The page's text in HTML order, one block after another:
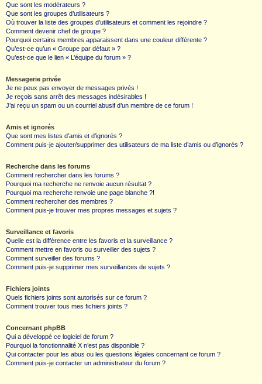
Que sont les modérateurs ?
Que sont les groupes d’utilisateurs ?
Où trouver la liste des groupes d’utilisateurs et comment les rejoindre ?
Comment devenir chef de groupe ?
Pourquoi certains membres apparaissent dans une couleur différente ?
Qu’est-ce qu’un « Groupe par défaut » ?
Qu’est-ce que le lien « L’équipe du forum » ?
Messagerie privée
Je ne peux pas envoyer de messages privés !
Je reçois sans arrêt des messages indésirables !
J’ai reçu un spam ou un courriel abusif d’un membre de ce forum !
Amis et ignorés
Que sont mes listes d’amis et d’ignorés ?
Comment puis-je ajouter/supprimer des utilisateurs de ma liste d’amis ou d’ignorés ?
Recherche dans les forums
Comment rechercher dans les forums ?
Pourquoi ma recherche ne renvoie aucun résultat ?
Pourquoi ma recherche renvoie une page blanche ?!
Comment rechercher des membres ?
Comment puis-je trouver mes propres messages et sujets ?
Surveillance et favoris
Quelle est la différence entre les favoris et la surveillance ?
Comment mettre en favoris ou surveiller des sujets ?
Comment surveiller des forums ?
Comment puis-je supprimer mes surveillances de sujets ?
Fichiers joints
Quels fichiers joints sont autorisés sur ce forum ?
Comment trouver tous mes fichiers joints ?
Concernant phpBB
Qui a développé ce logiciel de forum ?
Pourquoi la fonctionnalité X n’est pas disponible ?
Qui contacter pour les abus ou les questions légales concernant ce forum ?
Comment puis-je contacter un administrateur du forum ?